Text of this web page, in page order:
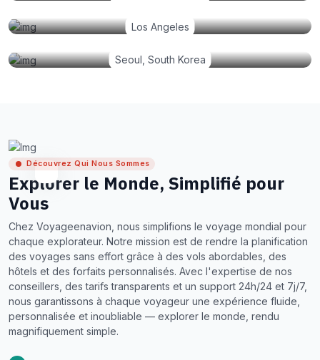
Los Angeles
Seoul, South Korea
Découvrez Qui Nous Sommes
Explorer le Monde, Simplifié pour
Vous
Chez Voyageenavion, nous simplifions le voyage mondial pour
chaque explorateur. Notre mission est de rendre la planification
des voyages sans effort grâce à des vols abordables, des
hôtels et des forfaits personnalisés. Avec l'expertise de nos
conseillers, des tarifs transparents et un support 24h/24 et 7j/7,
nous garantissons à chaque voyageur une expérience fluide,
personnalisée et inoubliable — explorer le monde, rendu
magnifiquement simple.